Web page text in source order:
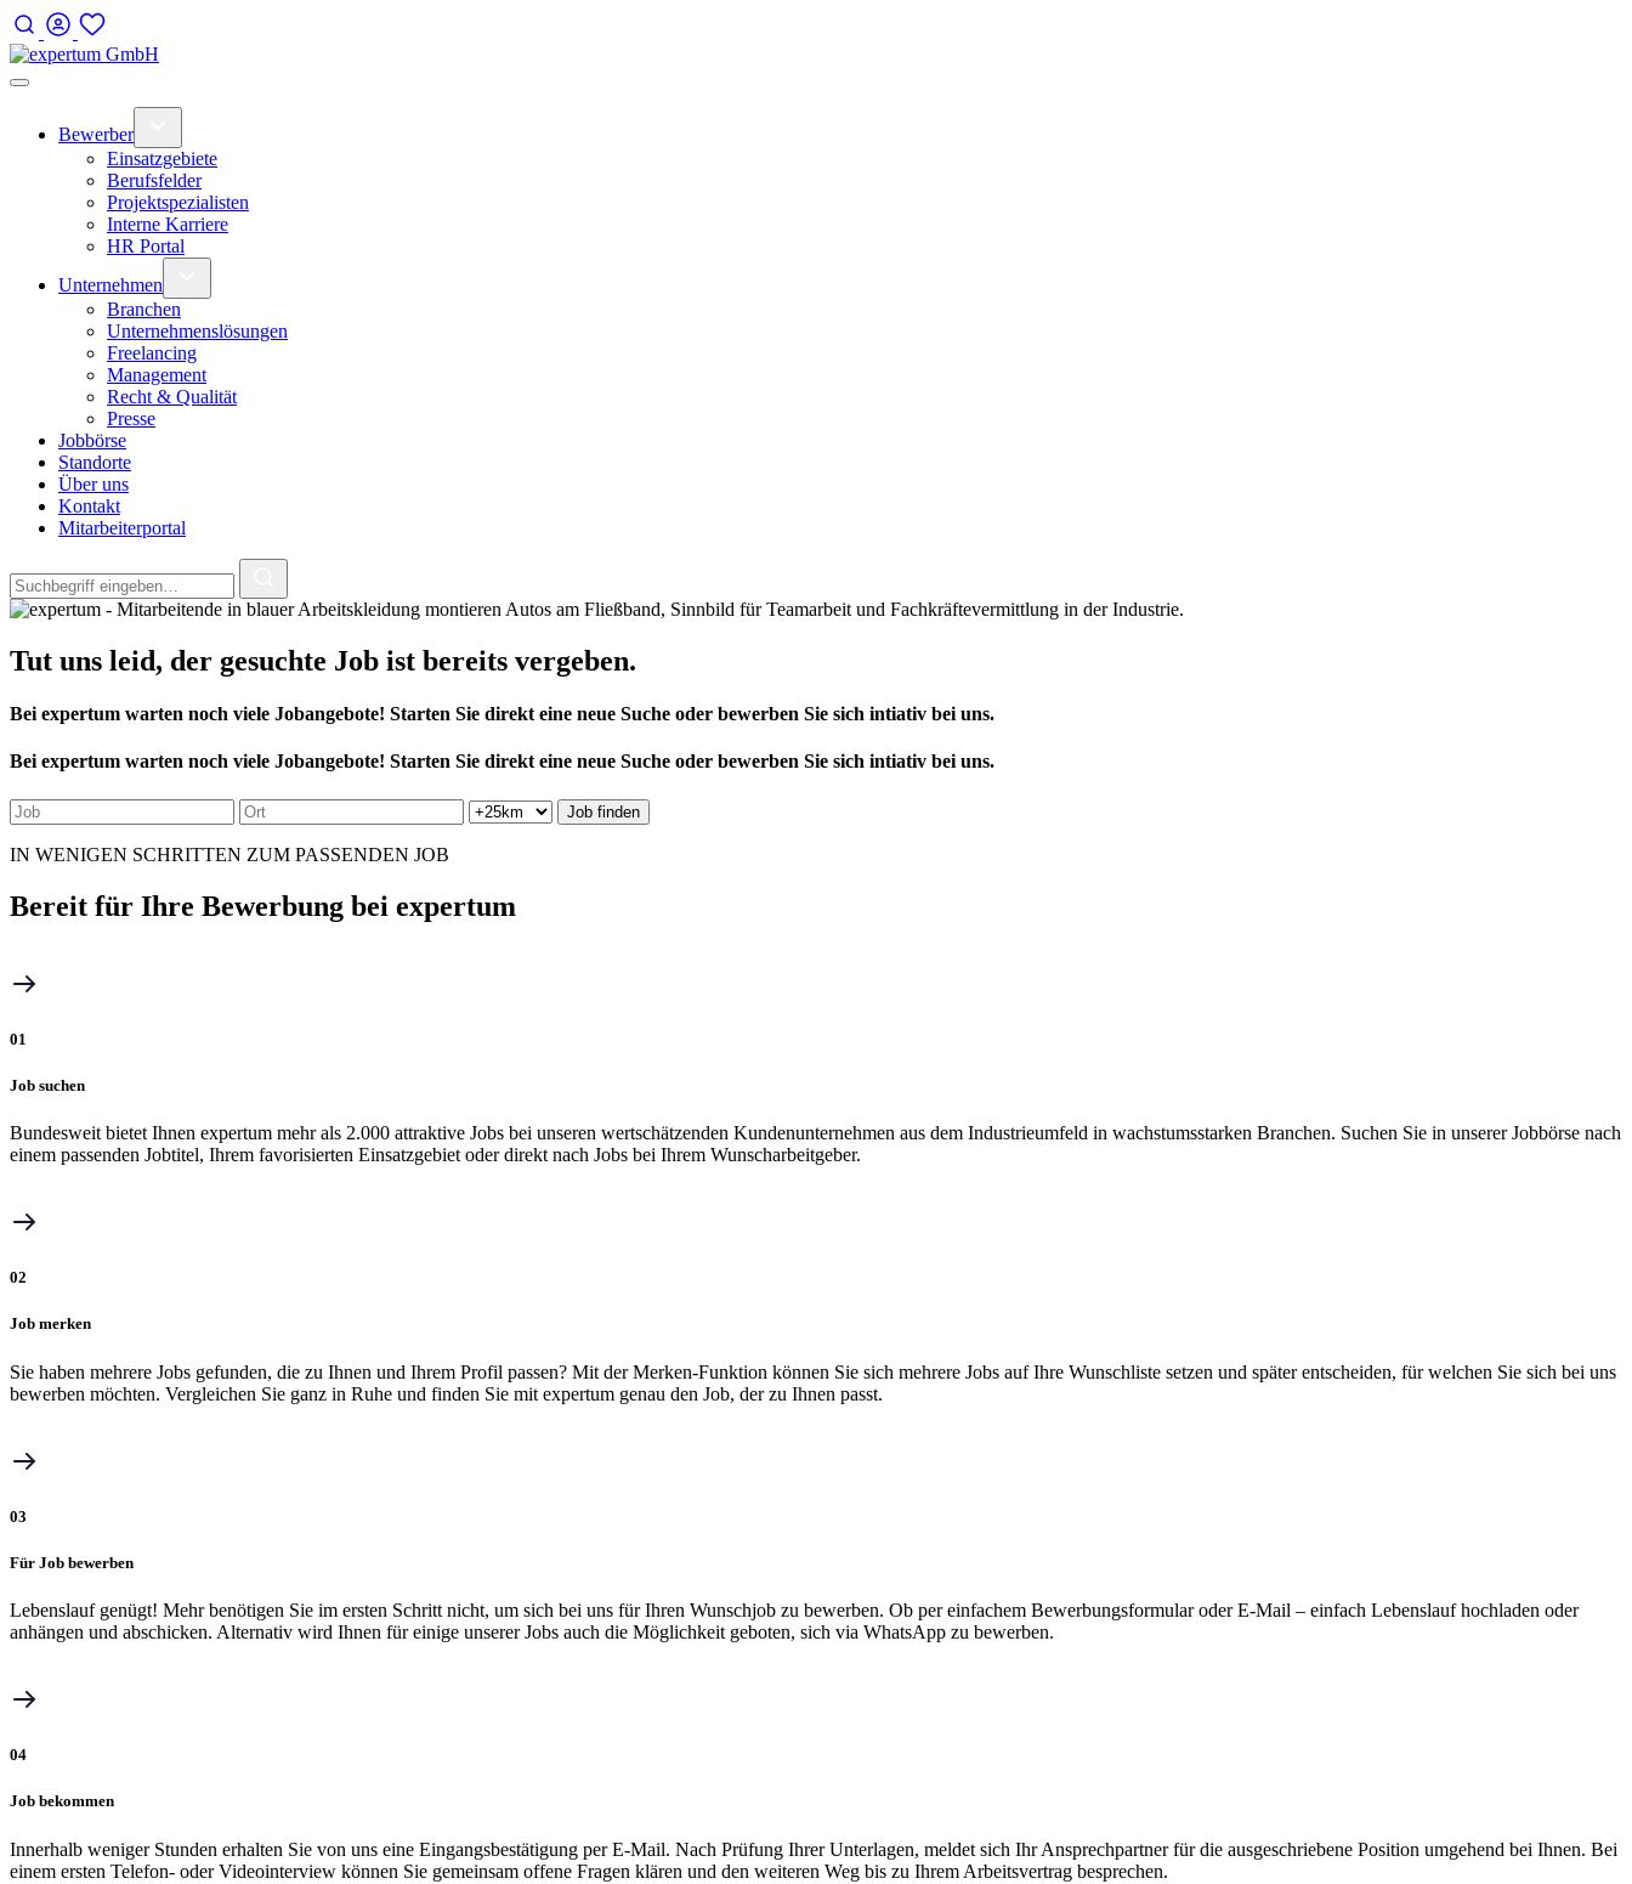
Bewerber
Einsatzgebiete
Berufsfelder
Projektspezialisten
Interne Karriere
HR Portal
Unternehmen
Branchen
Unternehmenslösungen
Freelancing
Management
Recht & Qualität
Presse
Jobbörse
Standorte
Über uns
Kontakt
Mitarbeiterportal
Tut uns leid, der gesuchte Job ist bereits vergeben.
Bei expertum warten noch viele Jobangebote! Starten Sie direkt eine neue Suche oder bewerben Sie sich intiativ bei uns.
Bei expertum warten noch viele Jobangebote! Starten Sie direkt eine neue Suche oder bewerben Sie sich intiativ bei uns.
IN WENIGEN SCHRITTEN ZUM PASSENDEN JOB
Bereit für Ihre Bewerbung bei expertum
01
Job suchen
Bundesweit bietet Ihnen expertum mehr als 2.000 attraktive Jobs bei unseren wertschätzenden Kundenunternehmen aus dem Industrieumfeld in wachstumsstarken Branchen. Suchen Sie in unserer Jobbörse nach
einem passenden Jobtitel, Ihrem favorisierten Einsatzgebiet oder direkt nach Jobs bei Ihrem Wunscharbeitgeber.
02
Job merken
Sie haben mehrere Jobs gefunden, die zu Ihnen und Ihrem Profil passen? Mit der Merken-Funktion können Sie sich mehrere Jobs auf Ihre Wunschliste setzen und später entscheiden, für welchen Sie sich bei uns
bewerben möchten. Vergleichen Sie ganz in Ruhe und finden Sie mit expertum genau den Job, der zu Ihnen passt.
03
Für Job bewerben
Lebenslauf genügt! Mehr benötigen Sie im ersten Schritt nicht, um sich bei uns für Ihren Wunschjob zu bewerben. Ob per einfachem Bewerbungsformular oder E-Mail – einfach Lebenslauf hochladen oder
anhängen und abschicken. Alternativ wird Ihnen für einige unserer Jobs auch die Möglichkeit geboten, sich via WhatsApp zu bewerben.
04
Job bekommen
Innerhalb weniger Stunden erhalten Sie von uns eine Eingangsbestätigung per E-Mail. Nach Prüfung Ihrer Unterlagen, meldet sich Ihr Ansprechpartner für die ausgeschriebene Position umgehend bei Ihnen. Bei
einem ersten Telefon- oder Videointerview können Sie gemeinsam offene Fragen klären und den weiteren Weg bis zu Ihrem Arbeitsvertrag besprechen.